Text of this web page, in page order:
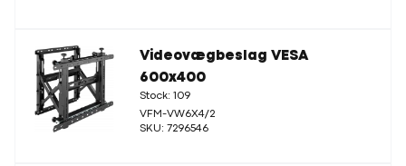
Videovægbeslag VESA
600x400
Stock: 109
VFM-VW6X4/2
SKU: 7296546